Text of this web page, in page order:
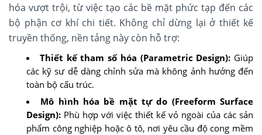
hóa vượt trội, từ việc tạo các bề mặt phức tạp đến các
bộ phận cơ khí chi tiết. Không chỉ dừng lại ở thiết kế
truyền thống, nền tảng này còn hỗ trợ:
Thiết kế tham số hóa (Parametric Design): Giúp
các kỹ sư dễ dàng chỉnh sửa mà không ảnh hưởng đến
toàn bộ cấu trúc.
Mô hình hóa bề mặt tự do (Freeform Surface
Design): Phù hợp với việc thiết kế vỏ ngoài của các sản
phẩm công nghiệp hoặc ô tô, nơi yêu cầu độ cong mềm